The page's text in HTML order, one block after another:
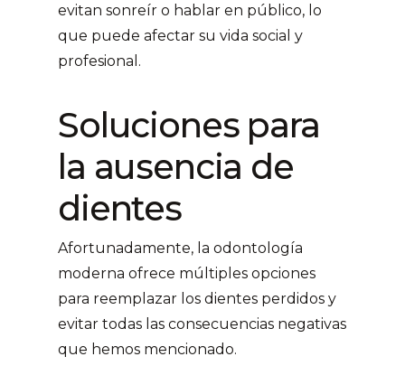
evitan sonreír o hablar en público, lo
que puede afectar su vida social y
profesional.
Soluciones para
la ausencia de
dientes
Afortunadamente, la odontología
moderna ofrece múltiples opciones
para reemplazar los dientes perdidos y
evitar todas las consecuencias negativas
que hemos mencionado.